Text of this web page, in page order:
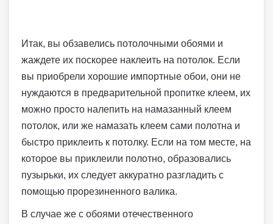
Итак, вы обзавелись потолочными обоями и
жаждете их поскорее наклеить на потолок. Если
вы приобрели хорошие импортные обои, они не
нуждаются в предварительной пропитке клеем, их
можно просто налепить на намазанный клеем
потолок, или же намазать клеем сами полотна и
быстро приклеить к потолку. Если на том месте, на
которое вы приклеили полотно, образовались
пузырьки, их следует аккуратно разгладить с
помощью прорезиненного валика.
В случае же с обоями отечественного